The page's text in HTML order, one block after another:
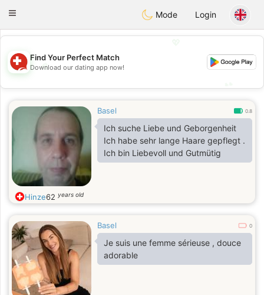
Suissi
Toggle
Mode Login
💖
💕
Find Your Perfect Match
Download our dating app now!
Basel 0.8
Ich suche Liebe und Geborgenheit
Ich habe sehr lange Haare gepflegt .
Ich bin Liebevoll und Gutmütig
Hinze62 years old
Basel 0
Je suis une femme sérieuse , douce
adorable